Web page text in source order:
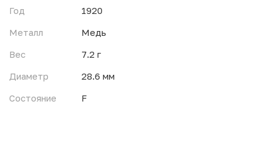
Год
1920
Металл
Медь
Вес
7.2 г
Диаметр
28.6 мм
Состояние
F